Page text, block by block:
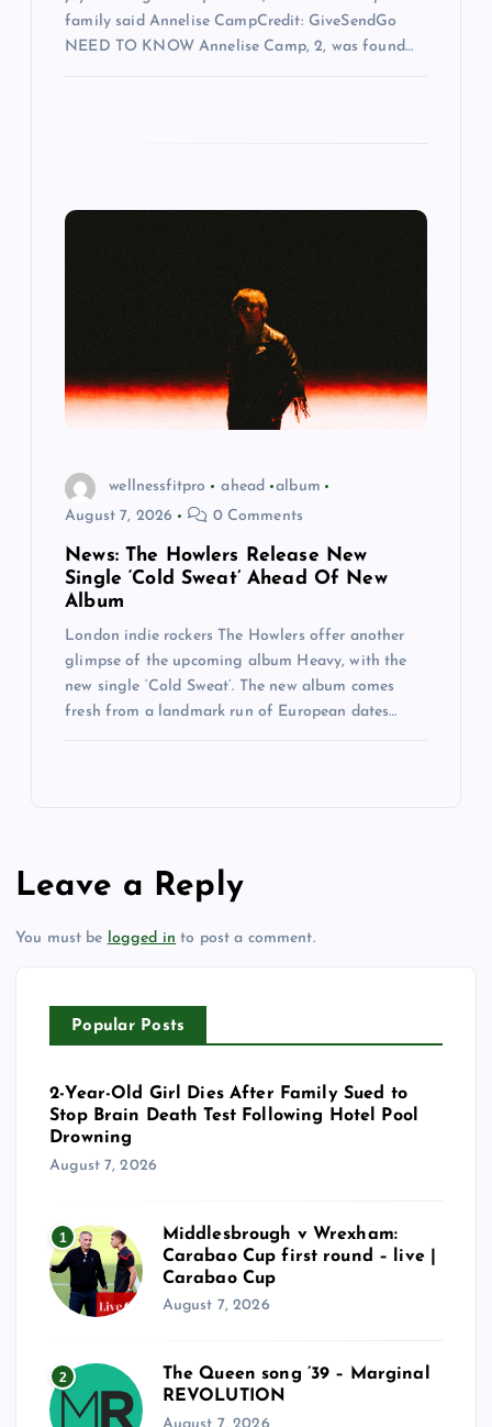
family said Annelise CampCredit: GiveSendGo
NEED TO KNOW Annelise Camp, 2, was found…
wellnessfitpro ahead
album
August 7, 2026
0 Comments
News: The Howlers Release New
Single ‘Cold Sweat’ Ahead Of New
Album
London indie rockers The Howlers offer another
glimpse of the upcoming album Heavy, with the
new single ‘Cold Sweat’. The new album comes
fresh from a landmark run of European dates…
Leave a Reply
You must be logged in to post a comment.
Popular Posts
2-Year-Old Girl Dies After Family Sued to
Stop Brain Death Test Following Hotel Pool
Drowning
August 7, 2026
1
Middlesbrough v Wrexham:
Carabao Cup first round – live |
Carabao Cup
August 7, 2026
2
The Queen song ’39 – Marginal
REVOLUTION